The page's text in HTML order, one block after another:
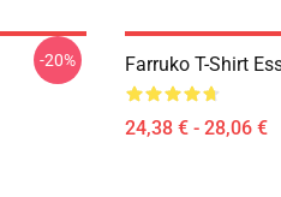
-20% Farruko T-Shirt
24,38 € - 28,06 €